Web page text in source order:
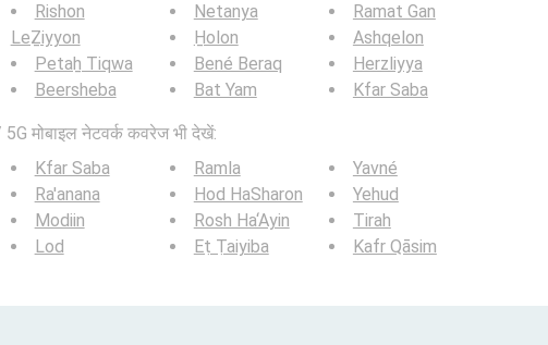
Rishon
LeẔiyyon
Petaẖ Tiqwa
Beersheba
Netanya
H̱olon
Bené Beraq
Bat Yam
Ramat Gan
Ashqelon
Herzliyya
Kfar Saba
मोबाइल नेटवर्क कवरेज भी देखें:
Kfar Saba
Ra'anana
Modiin
Lod
Ramla
Hod HaSharon
Rosh Ha‘Ayin
Eṭ Ṭaiyiba
Yavné
Yehud
Tirah
Kafr Qāsim